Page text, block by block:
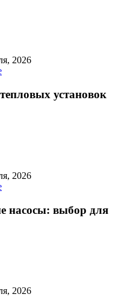
2026
Правила
тепловых
установок
2026
Фекальные
дренажные
насосы: выбор для
2026